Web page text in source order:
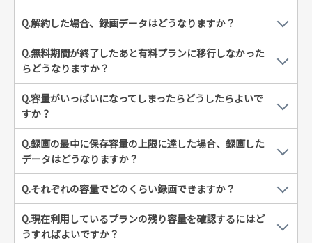
Q.解約した場合、録画データはどうなりますか？
Q.無料期間が終了したあと有料プランに移行しなかった
らどうなりますか？
Q.容量がいっぱいになってしまったらどうしたらよいで
すか？
Q.録画の最中に保存容量の上限に達した場合、録画した
データはどうなりますか？
Q.それぞれの容量でどのくらい録画できますか？
Q.現在利用しているプランの残り容量を確認するにはど
うすればよいですか？